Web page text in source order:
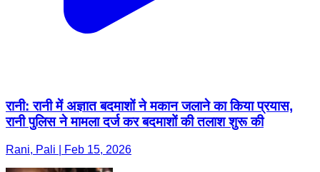
रानी: रानी में अज्ञात बदमाशों ने मकान जलाने का किया प्रयास,
रानी पुलिस ने मामला दर्ज कर बदमाशों की तलाश शुरू की
Rani, Pali | Feb 15, 2026